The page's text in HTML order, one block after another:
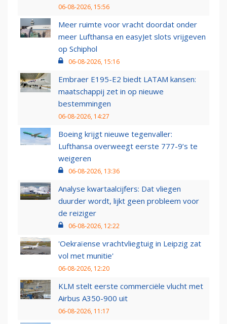
06-08-2026, 15:56
Meer ruimte voor vracht doordat onder
meer Lufthansa en easyJet slots vrijgeven
op Schiphol
06-08-2026, 15:16
Embraer E195-E2 biedt LATAM kansen:
maatschappij zet in op nieuwe
bestemmingen
06-08-2026, 14:27
Boeing krijgt nieuwe tegenvaller:
Lufthansa overweegt eerste 777-9’s te
weigeren
06-08-2026, 13:36
Analyse kwartaalcijfers: Dat vliegen
duurder wordt, lijkt geen probleem voor
de reiziger
06-08-2026, 12:22
'Oekraïense vrachtvliegtuig in Leipzig zat
vol met munitie'
06-08-2026, 12:20
KLM stelt eerste commerciële vlucht met
Airbus A350-900 uit
06-08-2026, 11:17